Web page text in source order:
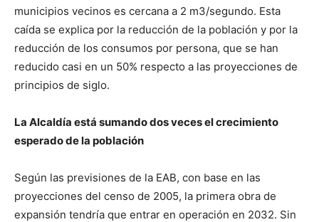
municipios vecinos es cercana a 2 m3/segundo. Esta
caída se explica por la reducción de la población y por la
reducción de los consumos por persona, que se han
reducido casi en un 50% respecto a las proyecciones de
principios de siglo.
La Alcaldía está sumando dos veces el crecimiento
esperado de la población
Según las previsiones de la EAB, con base en las
proyecciones del censo de 2005, la primera obra de
expansión tendría que entrar en operación en 2032. Sin